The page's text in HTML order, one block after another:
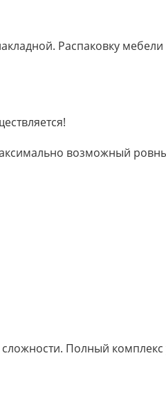
Распаковку
возможный
Полный комплекс